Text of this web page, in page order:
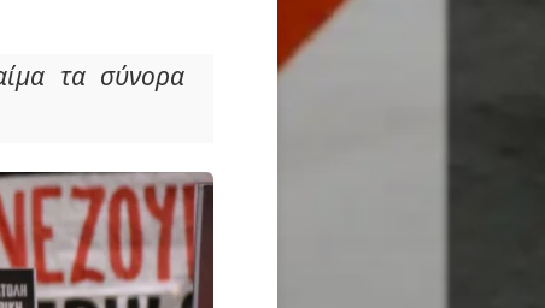
τα σύνορα